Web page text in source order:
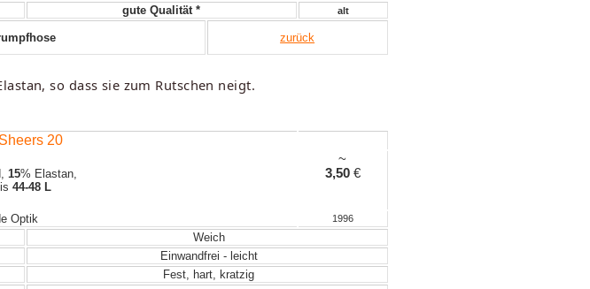
gute Qualität * alt
zurück
so dass sie zum Rutschen neigt.
20
15% Elastan,
44-48 L
~
3,50€
Optik 1996
Weich
Einwandfrei - leicht
Fest, hart, kratzig